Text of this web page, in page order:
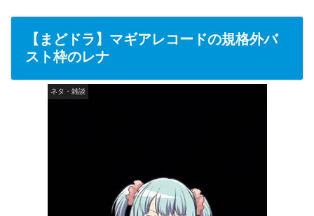
u
e
【まどドラ】マギアレコードの規格外バ
スト枠のレナ
ネタ・雑談